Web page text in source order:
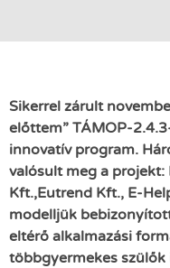
Sikerrel zárult
előttem” TÁMOP-
innovatív program.
valósult meg a
Kft.,Eutrend Kft., E-
modelljük
eltérő alkalmazási
többgyermekes szülők